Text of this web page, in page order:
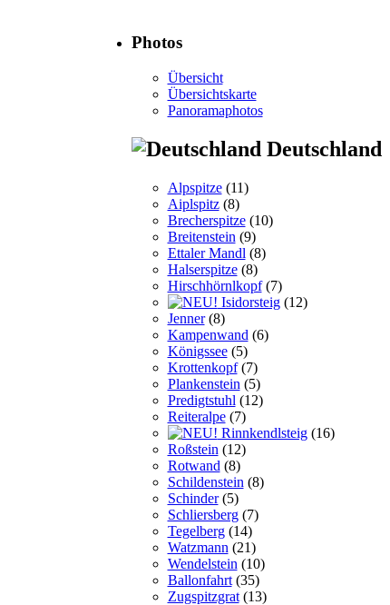
Photos
Übersicht
Übersichtskarte
Panoramaphotos
Deutschland
Alpspitze(11)
Aiplspitz(8)
Brecherspitze(10)
Breitenstein (9)
Ettaler Mandl (8)
Halserspitze(8)
Hirschhörnlkopf(7)
Isidorsteig(12)
Jenner(8)
Kampenwand (6)
Königssee(5)
Krottenkopf(7)
Plankenstein (5)
Predigtstuhl (12)
Reiteralpe(7)
Rinnkendlsteig(16)
Roßstein (12)
Rotwand (8)
Schildenstein (8)
Schinder(5)
Schliersberg(7)
Tegelberg(14)
Watzmann (21)
Wendelstein (10)
Ballonfahrt(35)
Zugspitzgrat(13)